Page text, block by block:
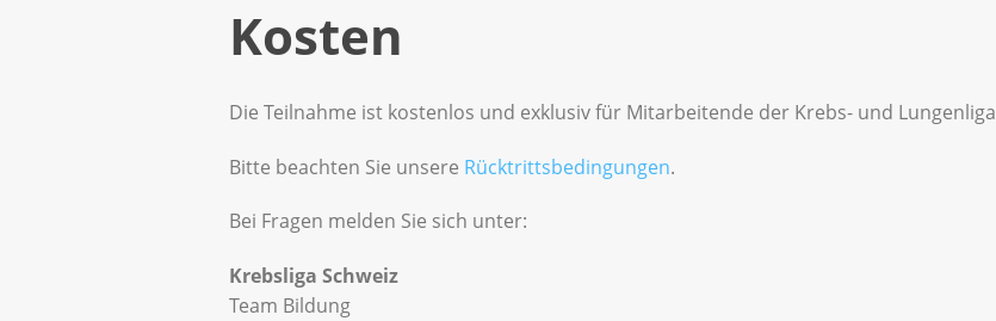
Kosten
Die Teilnahme ist kostenlos und exklusiv für Mitarbeitende der Krebs- und Lungenliga
Bitte beachten Sie unsere Rücktrittsbedingungen.
Bei Fragen melden Sie sich unter:
Krebsliga Schweiz
Team Bildung